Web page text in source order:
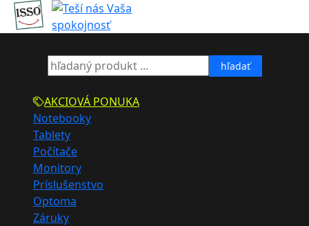
hľadať
AKCIOVÁ PONUKA
Notebooky
Tablety
Počítače
Monitory
Príslušenstvo
Optoma
Záruky